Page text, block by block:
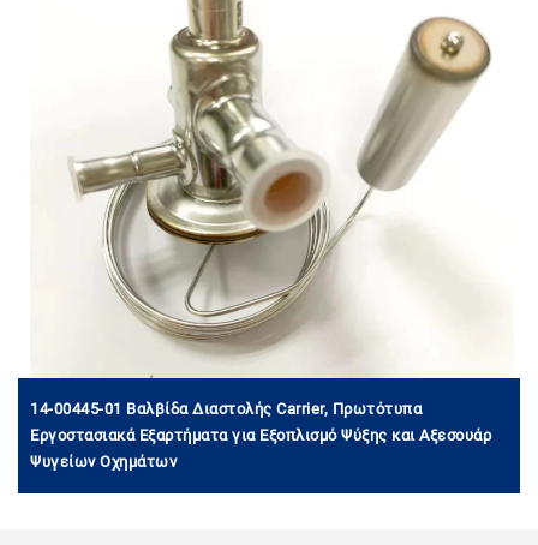
14-00445-01 Βαλβίδα Διαστολής Carrier, Πρωτότυπα
Εργοστασιακά Εξαρτήματα για Εξοπλισμό Ψύξης και Αξεσουάρ
Ψυγείων Οχημάτων